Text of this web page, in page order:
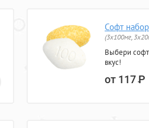
Софт набор
(3x100мг,
Выбери
вкус!
от 117Р